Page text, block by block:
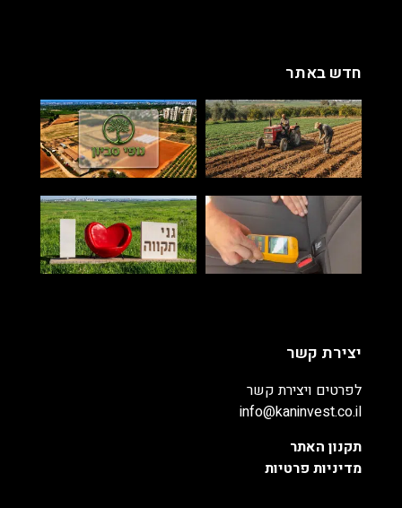
חדש באתר
יצירת קשר
לפרטים ויצירת קשר
info@kaninvest.co.il
תקנון האתר
מדיניות פרטיות